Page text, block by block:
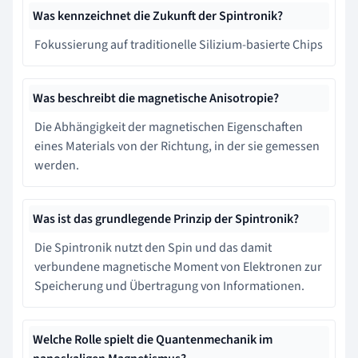
Was kennzeichnet die Zukunft der Spintronik?
Fokussierung auf traditionelle Silizium-basierte Chips
Was beschreibt die magnetische Anisotropie?
Die Abhängigkeit der magnetischen Eigenschaften
eines Materials von der Richtung, in der sie gemessen
werden.
Was ist das grundlegende Prinzip der Spintronik?
Die Spintronik nutzt den Spin und das damit
verbundene magnetische Moment von Elektronen zur
Speicherung und Übertragung von Informationen.
Welche Rolle spielt die Quantenmechanik im